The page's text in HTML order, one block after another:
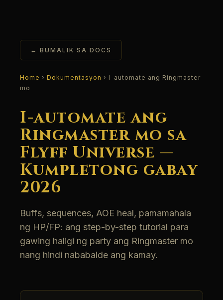
← BUMALIK SA DOCS
Home › Dokumentasyon › I-automate ang Ringmaster
mo
I-automate ang
Ringmaster mo sa
Flyff Universe —
Kumpletong gabay
2026
Buffs, sequences, AOE heal, pamamahala
ng HP/FP: ang step-by-step tutorial para
gawing haligi ng party ang Ringmaster mo
nang hindi nababalde ang kamay.